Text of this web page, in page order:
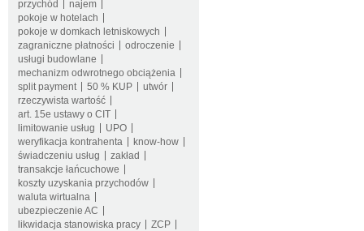
przychód
najem
pokoje w hotelach
pokoje w domkach letniskowych
zagraniczne płatności
odroczenie
usługi budowlane
mechanizm odwrotnego obciążenia
split payment
50 % KUP
utwór
rzeczywista wartość
art. 15e ustawy o CIT
limitowanie usług
UPO
weryfikacja kontrahenta
know-how
świadczeniu usług
zakład
transakcje łańcuchowe
koszty uzyskania przychodów
waluta wirtualna
ubezpieczenie AC
likwidacja stanowiska pracy
ZCP